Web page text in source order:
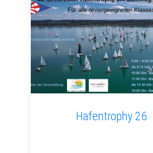
Hafentrophy 26